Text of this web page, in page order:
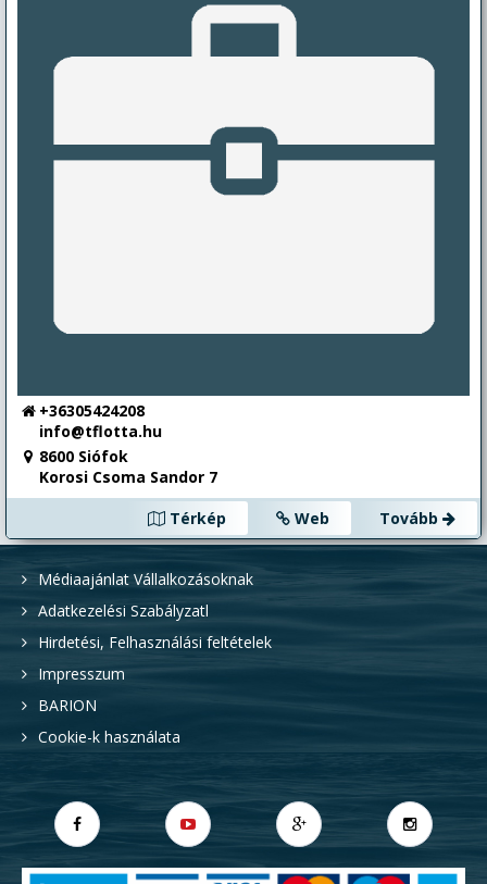
+36305424208
info@tflotta.hu
8600 Siófok
Korosi Csoma Sandor 7
Térkép
Web Tovább
Médiaajánlat Vállalkozásoknak
Adatkezelési Szabályzatl
Hirdetési, Felhasználási feltételek
Impresszum
BARION
Cookie-k használata